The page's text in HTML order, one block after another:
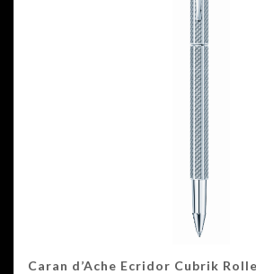
Caran d’Ache Ecridor Cubrik